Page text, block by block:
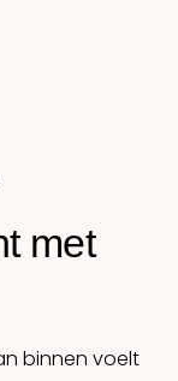
met
binnen voelt